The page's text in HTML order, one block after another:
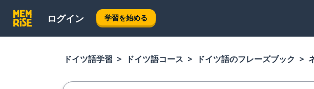
ログイン 学習を始める
ドイツ語学習 ドイツ語コース ドイツ語のフレーズブック